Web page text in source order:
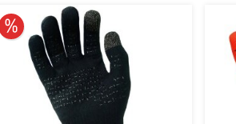
10% reduziert